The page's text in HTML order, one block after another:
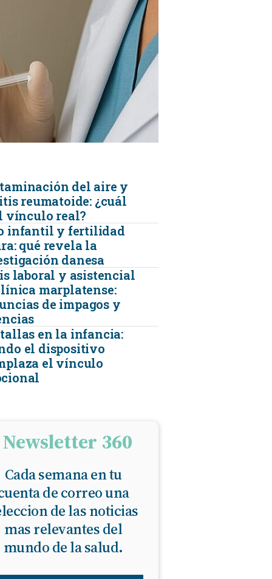
ÓPTICAS
KINESIOLOGÍA
TRAUMATOLOGIA
SERVICIOS DE AMBULANCIAS
del aire y
reumatoide: ¿cuál
vínculo real?
infantil y fertilidad
qué revela la
danesa
laboral y asistencial
marplatense:
de impagos y
en la infancia:
el dispositivo
el vínculo
Newsletter 360
Cada semana en tu
de correo una
de las noticias
mas relevantes del
mundo de la salud.